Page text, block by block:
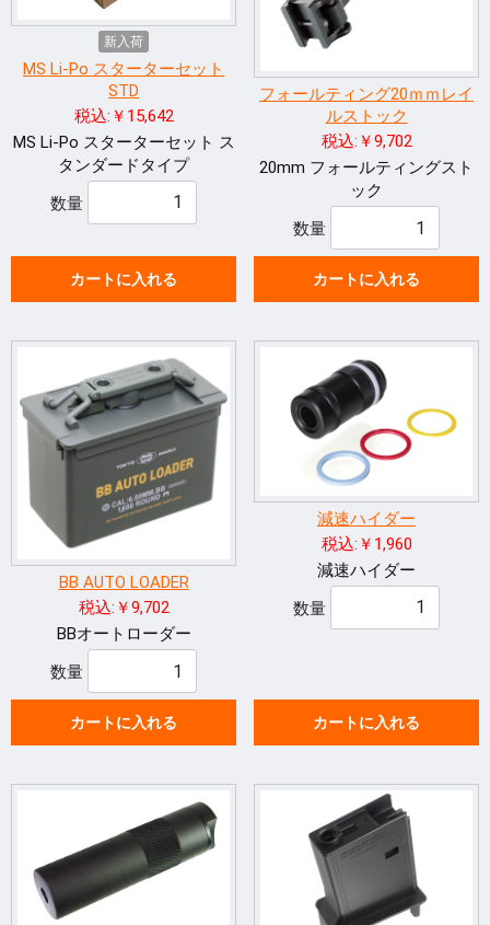
新入荷
MS Li-Po スターターセット
STD
税込:￥15,642
MS Li-Po スターターセット ス
タンダードタイプ
数量
カートに入れる
フォールティング20ｍｍレイ
ルストック
税込:￥9,702
20mm フォールティングスト
ック
数量
カートに入れる
BB AUTO LOADER
税込:￥9,702
BBオートローダー
数量
カートに入れる
減速ハイダー
税込:￥1,960
減速ハイダー
数量
カートに入れる